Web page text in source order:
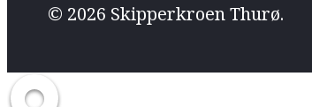
© 2026 Skipperkroen Thurø.